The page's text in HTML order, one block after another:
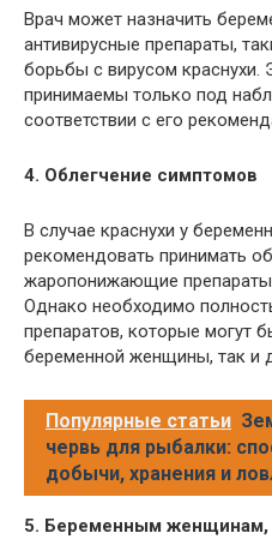
Врач может назначить
антивирусные препараты,
борьбы с вирусом
принимаемы только под
соответствии с его
4. Облегчение симптомов
В случае краснухи у
рекомендовать принимать
жаропонижающие
Однако необходимо
препаратов, которые могут
беременной женщины, так и
Популярные статьи
червь для рыбалки:
добычи, хранения и
5. Беременным